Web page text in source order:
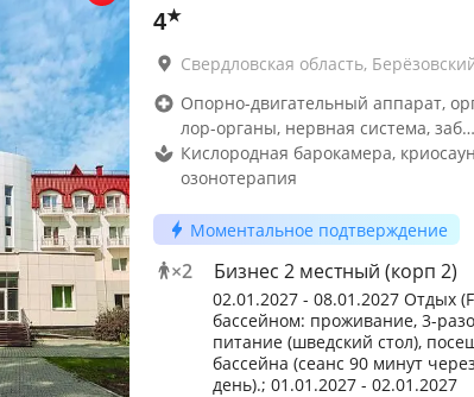
4★
Свердловская область,
Опорно-двигательный аппарат,
лор-органы, нервная система, заб…
Кислородная барокамера,
озонотерапия
Моментальное подтверждение
×2 Бизнес 2 местный (корп 2)
02.01.2027 - 08.01.2027 Отдых
бассейном: проживание, 3-
питание (шведский стол),
бассейна (сеанс 90 минут через
день).; 01.01.2027 - 02.01.2027